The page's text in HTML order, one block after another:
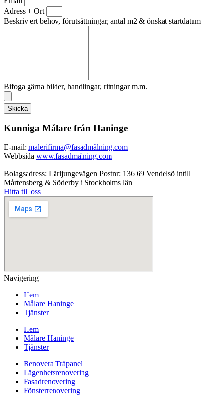
Adress + Ort
Beskriv ert behov, förutsättningar, antal m2 & önskat startdatum
Bifoga gärna bilder, handlingar, ritningar m.m.
Skicka
Kunniga Målare från Haninge
E-mail: malerifirma@fasadmålning.com
Webbsida www.fasadmålning.com
Bolagsadress: Lärljungevägen Postnr: 136 69 Vendelsö intill
Mårtensberg & Söderby i Stockholms län
Hitta till oss
Navigering
Hem
Målare Haninge
Tjänster
Hem
Målare Haninge
Tjänster
Renovera Träpanel
Lägenhetsrenovering
Fasadrenovering
Fönsterrenovering